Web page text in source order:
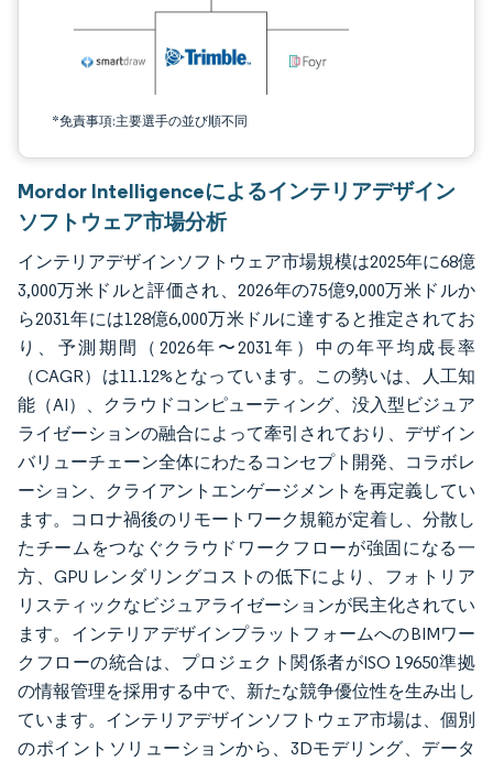
*免責事項:主要選手の並び順不同
Mordor Intelligenceによるインテリアデザイン
ソフトウェア市場分析
インテリアデザインソフトウェア市場規模は2025年に68億
3,000万米ドルと評価され、2026年の75億9,000万米ドルか
ら2031年には128億6,000万米ドルに達すると推定されてお
り、予測期間（2026年〜2031年）中の年平均成長率
（CAGR）は11.12%となっています。この勢いは、人工知
能（AI）、クラウドコンピューティング、没入型ビジュア
ライゼーションの融合によって牽引されており、デザイン
バリューチェーン全体にわたるコンセプト開発、コラボレ
ーション、クライアントエンゲージメントを再定義してい
ます。コロナ禍後のリモートワーク規範が定着し、分散し
たチームをつなぐクラウドワークフローが強固になる一
方、GPU レンダリングコストの低下により、フォトリア
リスティックなビジュアライゼーションが民主化されてい
ます。インテリアデザインプラットフォームへのBIMワー
クフローの統合は、プロジェクト関係者がISO 19650準拠
の情報管理を採用する中で、新たな競争優位性を生み出し
ています。インテリアデザインソフトウェア市場は、個別
のポイントソリューションから、3Dモデリング、データ